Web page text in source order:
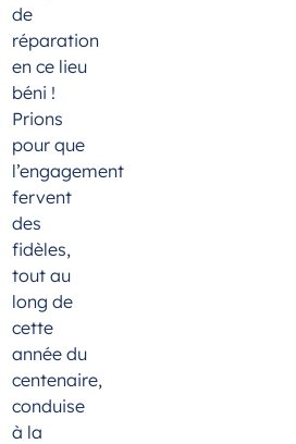
de
réparation
en ce lieu
béni !
Prions
pour que
l’engagement
fervent
des
fidèles,
tout au
long de
cette
année du
centenaire,
conduise
à la